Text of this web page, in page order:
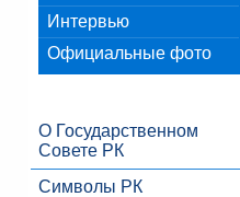
Интервью
Официальные фото
О Государственном
Совете РК
Символы РК